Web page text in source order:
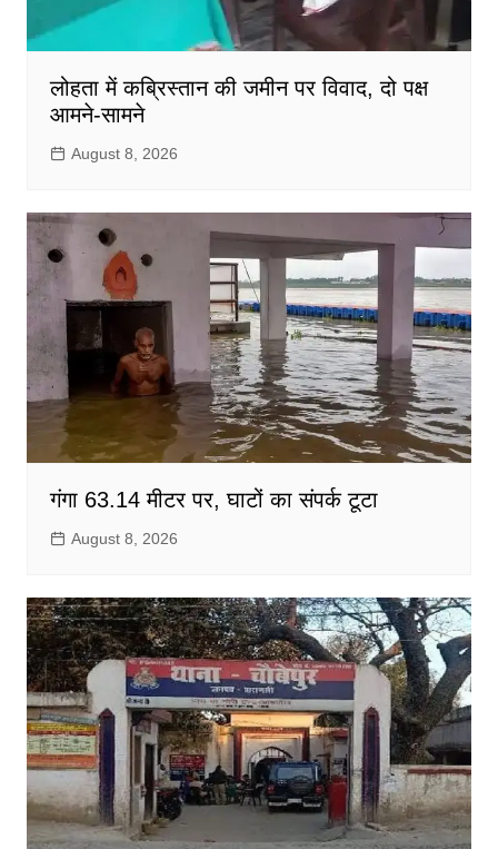
लोहता में कब्रिस्तान की जमीन पर विवाद, दो पक्ष
आमने-सामने
August 8, 2026
गंगा 63.14 मीटर पर, घाटों का संपर्क टूटा
August 8, 2026